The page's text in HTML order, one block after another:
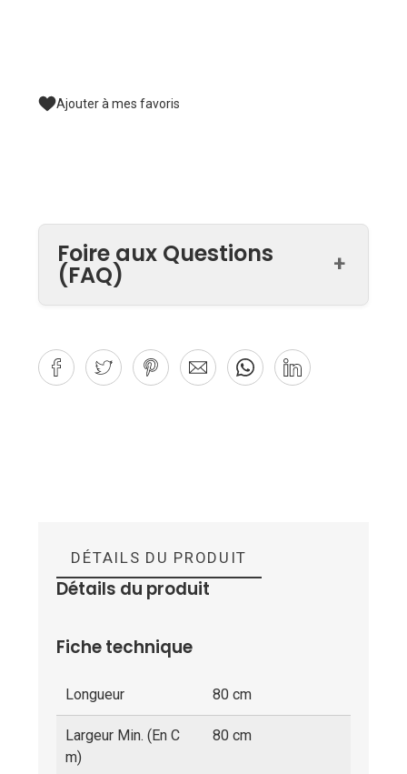
Ajouter à mes favoris
Foire aux Questions
(FAQ) +
DÉTAILS DU PRODUIT
Détails du produit
Fiche technique
Longueur 80 cm
Largeur Min. (en C
M)
80 cm